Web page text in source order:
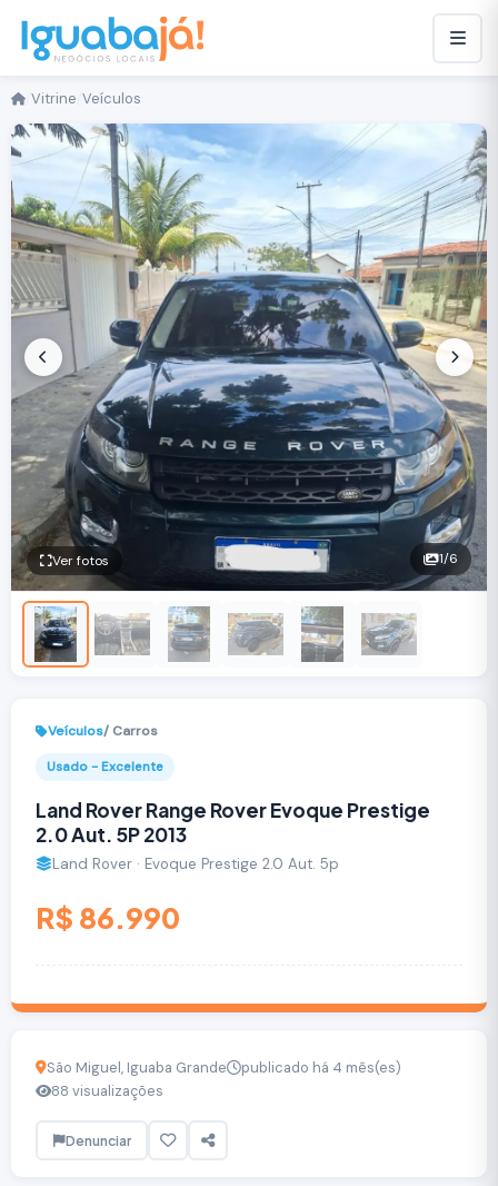
Vitrine Veículos
Ver fotos 1/6
Veículos/ Carros
Usado - Excelente
Land Rover Range Rover Evoque Prestige
2.0 Aut. 5P 2013
Land Rover · Evoque Prestige 2.0 Aut. 5p
R$ 86.990
São Miguel, Iguaba Grande
publicado há 4 mês(es)
88 visualizações
Denunciar